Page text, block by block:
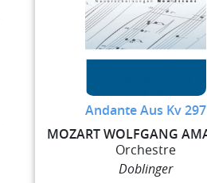
Andante Aus Kv 297
Orchestre
Doblinger